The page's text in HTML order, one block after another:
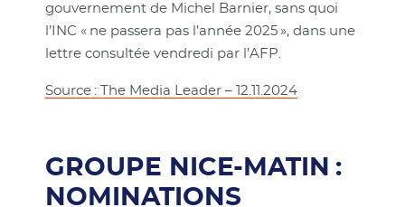
gouvernement de Michel Barnier, sans quoi
l’INC « ne passera pas l’année 2025 », dans une
lettre consultée vendredi par l’AFP.
Source : The Media Leader – 12.11.2024
GROUPE NICE-MATIN :
NOMINATIONS